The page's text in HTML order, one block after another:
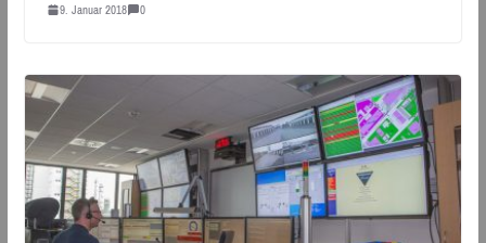
9. Januar 2018 0